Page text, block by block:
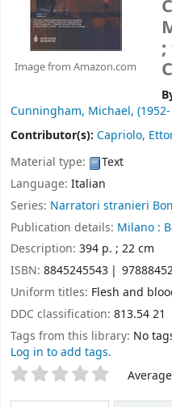
Image from Amazon.com
Cunningham, Michael,
Contributor(s): Capriolo,
Material type:
Text
Language: Italian
Series: Narratori stranieri
Publication details: Milano :
Description: 394 p. ; 22 cm
ISBN: 8845245543
Uniform titles: Flesh and
DDC classification: 813.54 21
Tags from this library: No
Log in to add tags.
Star ratings